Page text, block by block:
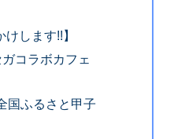
けします!!】
コラボカフェ
国ふるさと甲子